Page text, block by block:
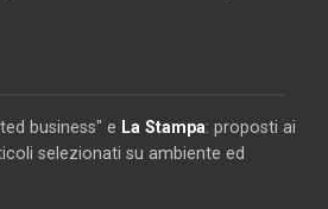
business" e La Stampa: proposti ai
selezionati su ambiente ed